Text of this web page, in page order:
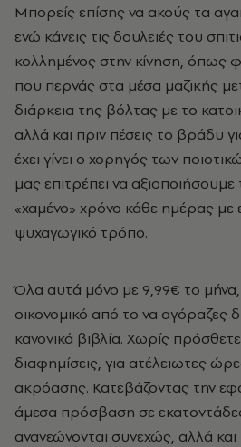
Μπορείς επίσης να ακούς τα αγαπημένα σου βιβλία
ενώ κάνεις τις δουλειές του
κολλημένος στην κίνηση, όπως
που περνάς στα μέσα μαζικής
διάρκεια της βόλτας με το
αλλά και πριν πέσεις το βράδυ
έχει γίνει ο χορηγός των
μας επιτρέπει να
«χαμένο» χρόνο κάθε ημέρας με
ψυχαγωγικό τρόπο.
Όλα αυτά μόνο με 9,99€ το
οικονομικό από το να αγόραζες
κανονικά βιβλία. Χωρίς
διαφημίσεις, για ατέλειωτες
ακρόασης. Κατεβάζοντας την
άμεσα πρόσβαση σε
ανανεώνονται συνεχώς, αλλά